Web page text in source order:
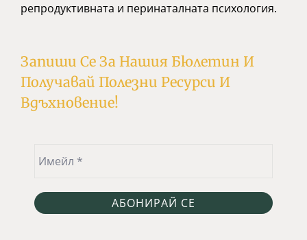
репродуктивната и перинаталната психология.
Запиши Се За Нашия Бюлетин И
Получавай Полезни Ресурси И
Вдъхновение!